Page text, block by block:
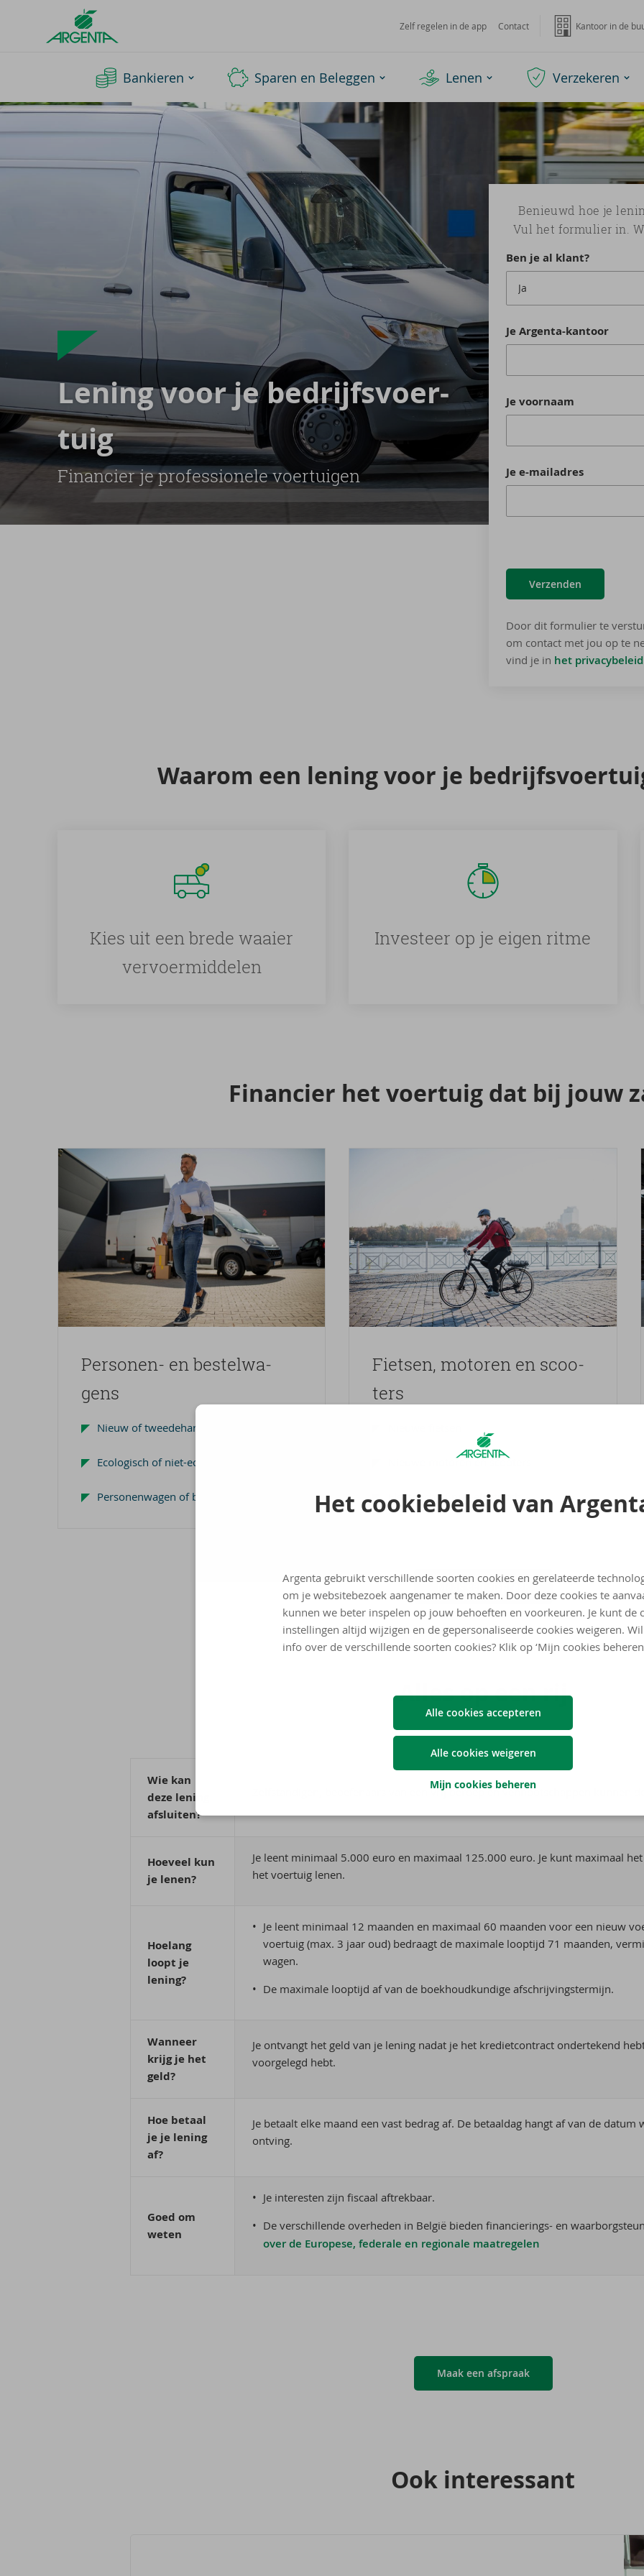
Het cookiebeleid van
Argenta gebruikt verschillende soorten cookies en gerelateerde
om je websitebezoek aangenamer te maken. Door deze cookies te
kunnen we beter inspelen op jouw behoeften en voorkeuren. Je kunt de
instellingen altijd wijzigen en de gepersonaliseerde cookies weigeren.
info over de verschillende soorten cookies? Klik op ‘Mijn cookies
Alle cookies accepteren
Alle cookies weigeren
Mijn cookies beheren
Argenta
Homepage
Zelf regelen in de app Contact Kantoor in de
Bankieren Sparen en Beleggen Lenen Verzekeren
Le­ning voor je be­drijfs­voer­
tuig
Fi­nan­cier je pro­fes­si­o­ne­le voer­tui­gen
Benieuwd hoe je
Vul het formulier in.
Ben je al klant?
Ja
Je Argenta-kantoor
Je voornaam
Je e-mailadres
Verzenden
Door dit formulier te
om contact met jou op te
vind je in het
Waar­om een le­ning voor je
Kies uit een brede waaier
vervoermiddelen
Investeer op je eigen ritme
Fi­nan­cier het voer­tuig dat bij jouw
Personen-​ en be­stel­wa­
gens
Nieuw of tweedehands (max. 3 jaar oud)
Ecologisch of niet-ecologisch
Personenwagen of bestelwagen
Fiet­sen, mo­to­ren en scoo­
ters
Nieuwe motoren en scooters
Elektrisch of niet-elektrisch
Maak een afspraak
Alles op een rij
Wie kan
deze lening
afsluiten?
Zelfstandigen, beoefenaars van een vrij beroep en vennootschappen kunnen
Hoeveel kun
je lenen?
Je leent minimaal 5.000 euro en maximaal 125.000 euro. Je kunt maximaal
het voertuig lenen.
Hoelang
loopt je
lening?
Je leent minimaal 12 maanden en maximaal 60 maanden voor een nieuw
voertuig (max. 3 jaar oud) bedraagt de maximale looptijd 71 maanden,
wagen.
De maximale looptijd af van de boekhoudkundige afschrijvingstermijn.
Wanneer
krijg je het
geld?
Je ontvangt het geld van je lening nadat je het kredietcontract ondertekend
voorgelegd hebt.
Hoe betaal
je je lening
af?
Je betaalt elke maand een vast bedrag af. De betaaldag hangt af van de
ontving.
Goed om
weten
Je interesten zijn fiscaal aftrekbaar.
De verschillende overheden in België bieden financierings- en
over de Europese, federale en regionale maatregelen
Maak een afspraak
Ook in­te­res­sant